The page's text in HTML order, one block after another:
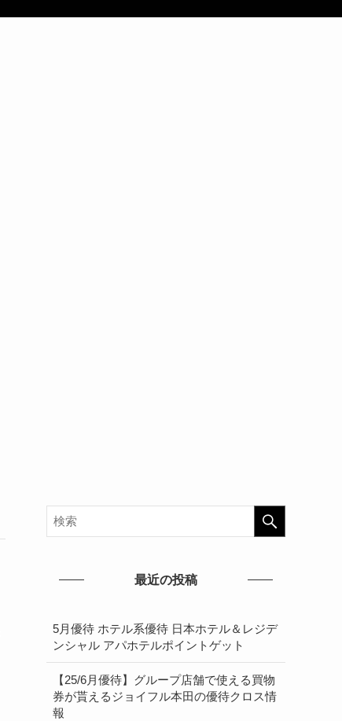
最近の投稿
5月優待 ホテル系優待 日本ホテル＆レジデ
ンシャル アパホテルポイントゲット
【25/6月優待】グループ店舗で使える買物
券が貰えるジョイフル本田の優待クロス情
報